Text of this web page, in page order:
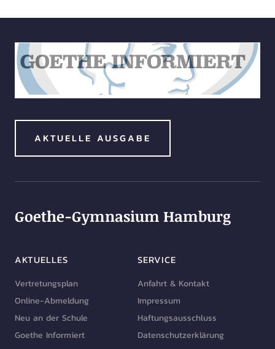
AKTUELLE AUSGABE
Goethe-Gymnasium Hamburg
AKTUELLES
Vertretungsplan
Online-Abmeldung
Neu an der Schule
Goethe Informiert
SERVICE
Anfahrt & Kontakt
Impressum
Haftungsausschluss
Datenschutzerklärung